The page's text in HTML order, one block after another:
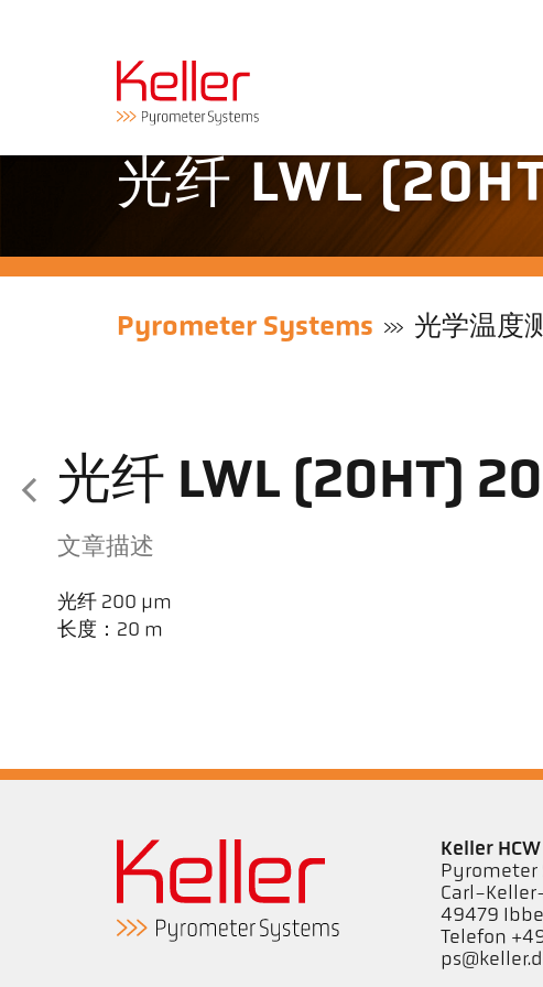
光纤 LWL
Pyrometer Systems 光学温度
光纤 LWL (20HT)
文章描述
光纤 200 µm
长度：20 m
Keller
Pyrometer
Carl-
49479
Telefon